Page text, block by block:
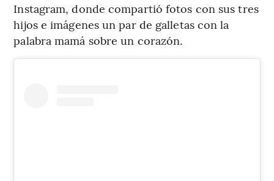
Instagram, donde compartió fotos con sus tres
hijos e imágenes un par de galletas con la
palabra mamá sobre un corazón.